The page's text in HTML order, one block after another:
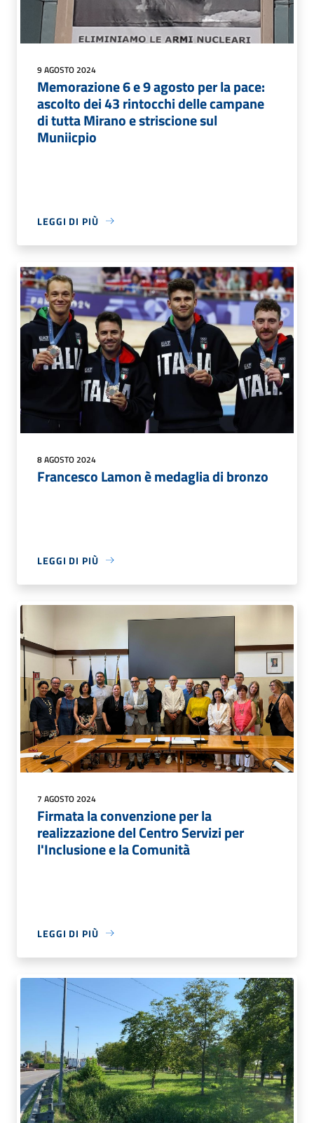
9 AGOSTO 2024
Memorazione 6 e 9 agosto per la pace:
ascolto dei 43 rintocchi delle campane
di tutta Mirano e striscione sul
Muniicpio
LEGGI DI PIÙ
8 AGOSTO 2024
Francesco Lamon è medaglia di bronzo
LEGGI DI PIÙ
7 AGOSTO 2024
Firmata la convenzione per la
realizzazione del Centro Servizi per
l'Inclusione e la Comunità
LEGGI DI PIÙ